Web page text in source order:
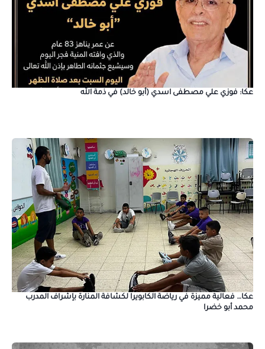
عكا: فوزي علي مصطفى اسدي (أبو خالد) في ذمة الله
عكا… فعالية مميزة في رياضة الكابويرا لكشافة المنارة بإشراف المدرب
محمد أبو خضرا